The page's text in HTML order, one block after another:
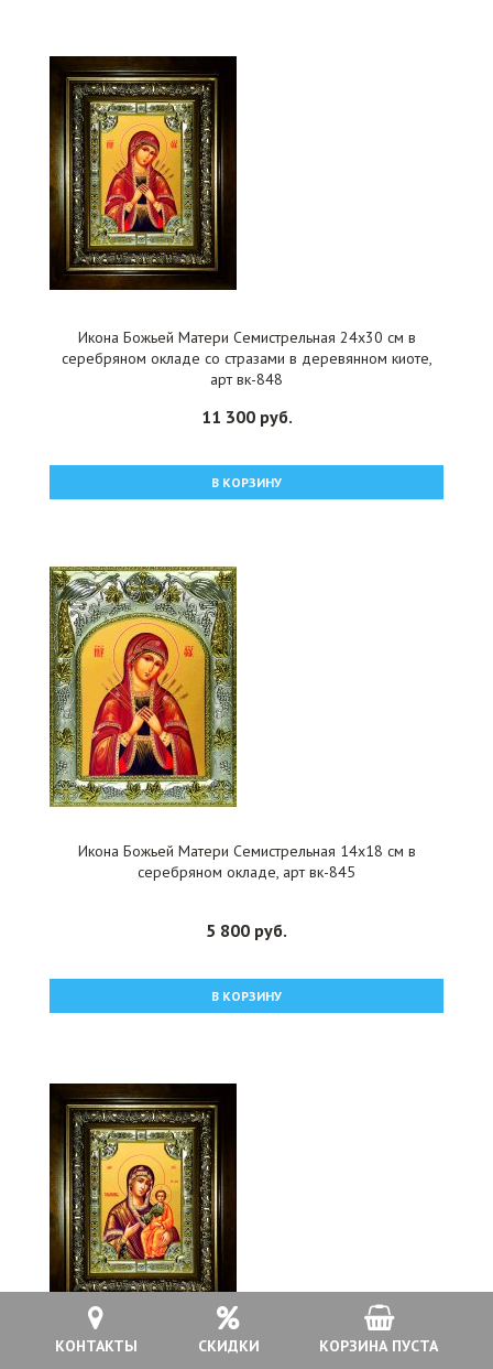
КОНТАКТЫ СКИДКИ КОРЗИНА ПУСТА
Икона Божьей Матери Семистрельная 24x30 см в
серебряном окладе со стразами в деревянном киоте,
арт вк-848
11 300 руб.
В КОРЗИНУ
Икона Божьей Матери Семистрельная 14x18 см в
серебряном окладе, арт вк-845
5 800 руб.
В КОРЗИНУ